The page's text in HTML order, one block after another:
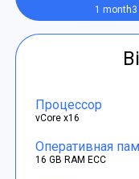
1 month
Процессор
vCore x16
Оперативная
16 GB RAM ECC